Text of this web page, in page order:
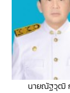
นายณัฐวุฒิ